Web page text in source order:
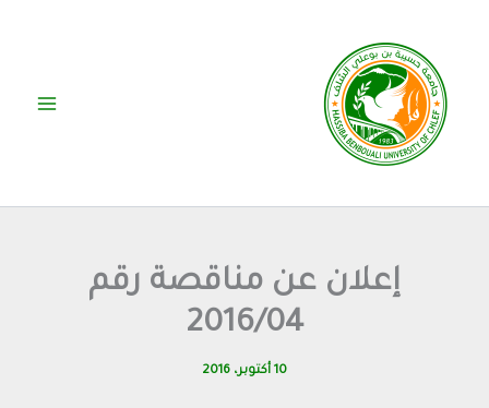
المحتوى
إعلان عن مناقصة رقم
2016/04
10 أكتوبر، 2016